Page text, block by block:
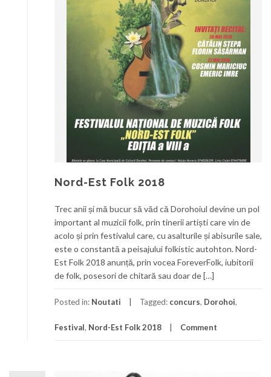
Nord-Est Folk 2018
Trec anii și mă bucur să văd că Dorohoiul devine un pol
important al muzicii folk, prin tinerii artiști care vin de
acolo și prin festivalul care, cu asalturile și abisurile sale,
este o constantă a peisajului folkistic autohton. Nord-
Est Folk 2018 anunță, prin vocea ForeverFolk, iubitorii
de folk, posesori de chitară sau doar de […]
Posted in: Noutati Tagged: concurs, Dorohoi,
Festival, Nord-Est Folk 2018 Comment